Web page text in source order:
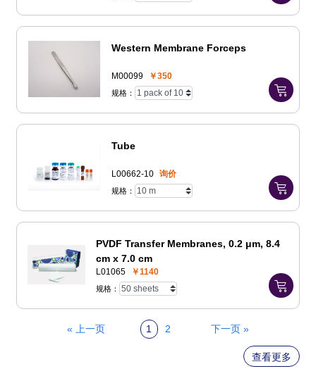
Western Membrane Forceps
M00099 ￥350
规格：
Tube
L00662-10 询价
规格：
PVDF Transfer Membranes, 0.2 μm, 8.4
cm x 7.0 cm
L01065 ￥1140
规格：
« 上一页 1 2 下一页 »
查看更多